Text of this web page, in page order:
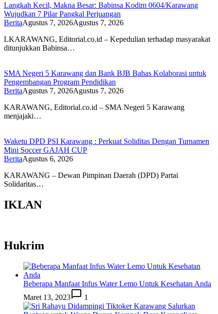
Langkah Kecil, Makna Besar: Babinsa Kodim 0604/Karawang
Wujudkan 7 Pilar Pangkal Perjuangan
BeritaAgustus 7, 2026Agustus 7, 2026
LKARAWANG, Editorial.co.id – Kepedulian terhadap masyarakat
ditunjukkan Babinsa…
SMA Negeri 5 Karawang dan Bank BJB Bahas Kolaborasi untuk
Pengembangan Program Pendidikan
BeritaAgustus 7, 2026Agustus 7, 2026
KARAWANG, Editorial.co.id – SMA Negeri 5 Karawang
menjajaki…
Waketu DPD PSI Karawang : Perkuat Soliditas Dengan Turnamen
Mini Soccer GAJAH CUP
BeritaAgustus 6, 2026
KARAWANG – Dewan Pimpinan Daerah (DPD) Partai
Solidaritas…
IKLAN
Hukrim
Beberapa Manfaat Infus Water Lemo Untuk Kesehatan Anda
Maret 13, 2023
1